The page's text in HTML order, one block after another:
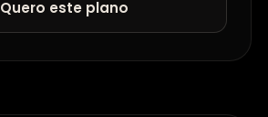
Quero este plano